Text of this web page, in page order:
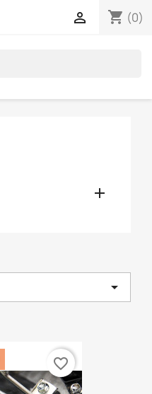
shopping_cart (0)



favorite_border